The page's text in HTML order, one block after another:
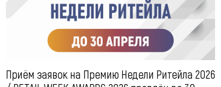
Приём заявок на Премию Недели Ритейла 2026